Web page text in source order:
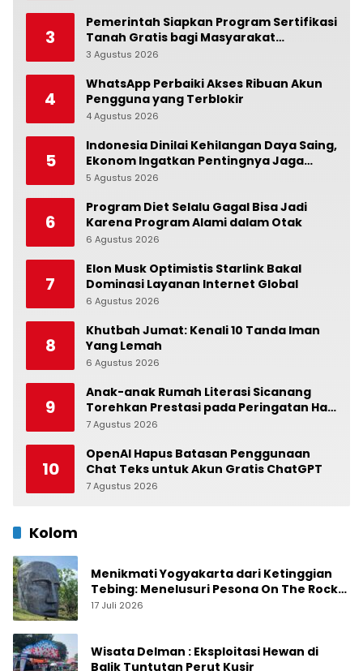
3
Pemerintah Siapkan Program Sertifikasi
Tanah Gratis bagi Masyarakat
Berpenghasilan Rendah
3 Agustus 2026
4
WhatsApp Perbaiki Akses Ribuan Akun
Pengguna yang Terblokir
4 Agustus 2026
5
Indonesia Dinilai Kehilangan Daya Saing,
Ekonom Ingatkan Pentingnya Jaga
Independensi Bank Indonesia
5 Agustus 2026
6
Program Diet Selalu Gagal Bisa Jadi
Karena Program Alami dalam Otak
6 Agustus 2026
7
Elon Musk Optimistis Starlink Bakal
Dominasi Layanan Internet Global
6 Agustus 2026
8
Khutbah Jumat: Kenali 10 Tanda Iman
Yang Lemah
6 Agustus 2026
9
Anak-anak Rumah Literasi Sicanang
Torehkan Prestasi pada Peringatan Hari
Anak Nasional di Kecamatan Medan
7 Agustus 2026
10
OpenAI Hapus Batasan Penggunaan
Chat Teks untuk Akun Gratis ChatGPT
7 Agustus 2026
Kolom
Menikmati Yogyakarta dari Ketinggian
Tebing: Menelusuri Pesona On The Rock
Jogja yang Sedang Naik Daun
17 Juli 2026
Wisata Delman : Eksploitasi Hewan di
Balik Tuntutan Perut Kusir